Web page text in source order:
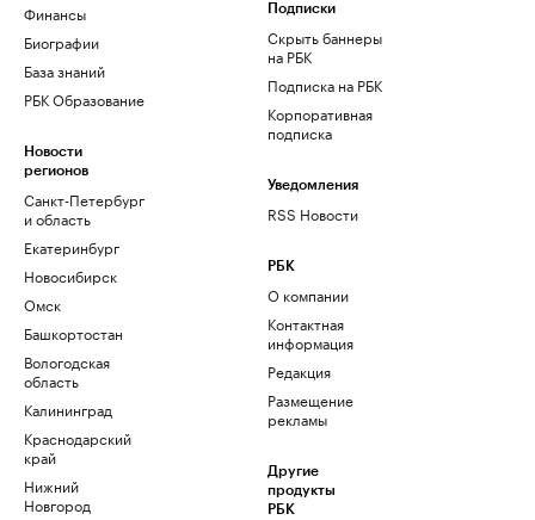
Финансы
Биографии
База знаний
РБК Образование
Новости
регионов
Санкт-Петербург
и область
Екатеринбург
Новосибирск
Омск
Башкортостан
Вологодская
область
Калининград
Краснодарский
край
Нижний
Новгород
Подписки
Скрыть баннеры
на РБК
Подписка на РБК
Корпоративная
подписка
Уведомления
RSS Новости
РБК
О компании
Контактная
информация
Редакция
Размещение
рекламы
Другие
продукты
РБК